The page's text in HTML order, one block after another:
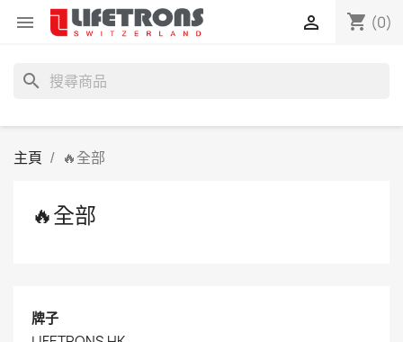
 shopping_cart (0)

search
主頁 🔥全部
🔥全部
牌子